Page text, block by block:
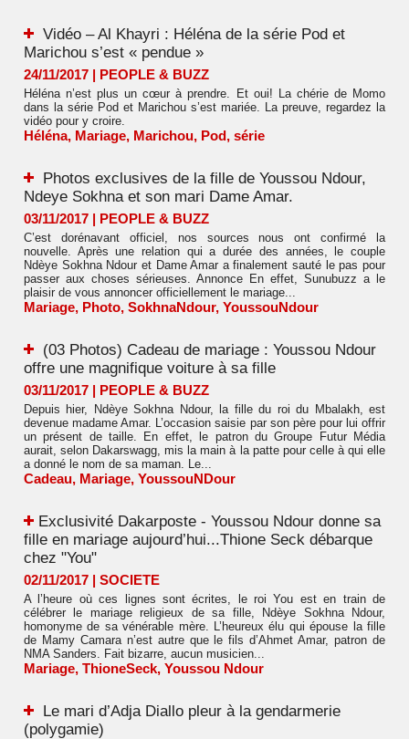
Vidéo – Al Khayri : Héléna de la série Pod et
Marichou s’est « pendue »
24/11/2017 | PEOPLE & BUZZ
Héléna n’est plus un cœur à prendre. Et oui! La chérie de Momo
dans la série Pod et Marichou s’est mariée. La preuve, regardez la
vidéo pour y croire.
Héléna, Mariage, Marichou, Pod, série
Photos exclusives de la fille de Youssou Ndour,
Ndeye Sokhna et son mari Dame Amar.
03/11/2017 | PEOPLE & BUZZ
C’est dorénavant officiel, nos sources nous ont confirmé la
nouvelle. Après une relation qui a durée des années, le couple
Ndèye Sokhna Ndour et Dame Amar a finalement sauté le pas pour
passer aux choses sérieuses. Annonce En effet, Sunubuzz a le
plaisir de vous annoncer officiellement le mariage...
Mariage, Photo, SokhnaNdour, YoussouNdour
(03 Photos) Cadeau de mariage : Youssou Ndour
offre une magnifique voiture à sa fille
03/11/2017 | PEOPLE & BUZZ
Depuis hier, Ndèye Sokhna Ndour, la fille du roi du Mbalakh, est
devenue madame Amar. L’occasion saisie par son père pour lui offrir
un présent de taille. En effet, le patron du Groupe Futur Média
aurait, selon Dakarswagg, mis la main à la patte pour celle à qui elle
a donné le nom de sa maman. Le...
Cadeau, Mariage, YoussouNDour
​Exclusivité Dakarposte - Youssou Ndour donne sa
fille en mariage aujourd’hui...Thione Seck débarque
chez "You"
02/11/2017 | SOCIETE
A l’heure où ces lignes sont écrites, le roi You est en train de
célébrer le mariage religieux de sa fille, Ndèye Sokhna Ndour,
homonyme de sa vénérable mère. L’heureux élu qui épouse la fille
de Mamy Camara n’est autre que le fils d’Ahmet Amar, patron de
NMA Sanders. Fait bizarre, aucun musicien...
Mariage, ThioneSeck, Youssou Ndour
Le mari d’Adja Diallo pleur à la gendarmerie
(polygamie)